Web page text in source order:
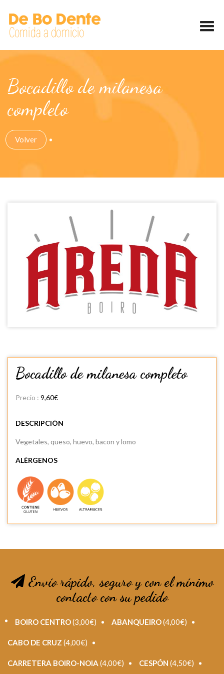
Bocadillo de milanesa
completo
Volver
Bocadillo de milanesa completo
Precio : 9,60€
DESCRIPCIÓN
Vegetales, queso, huevo, bacon y lomo
ALÉRGENOS
Envío rápido, seguro y con el mínimo
contacto con su pedido
BOIRO CENTRO(3,00€) ABANQUEIRO(4,00€)
CABO DE CRUZ (4,00€)
CARRETERA BOIRO-NOIA (4,00€) CESPÓN (4,50€)